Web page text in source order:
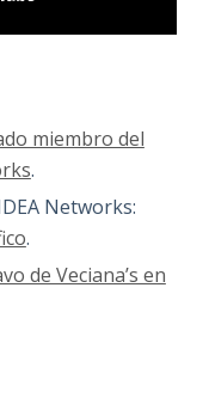
miembro del
.
Networks:
.
de Veciana’s en